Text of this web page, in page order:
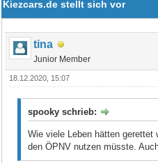
Kiezcars.de stellt sich vor
tina
Junior Member
18.12.2020, 15:07
spooky schrieb:
Wie viele Leben hätten gerettet
den ÖPNV nutzen müsste.